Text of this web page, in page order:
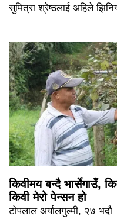
सुमित्रा श्रेष्ठलाई अहिले
किवीमय बन्दै भार्सेगाउँ,
किवी मेरो पेन्सन हो
टोपलाल अर्यालगुल्मी, २७